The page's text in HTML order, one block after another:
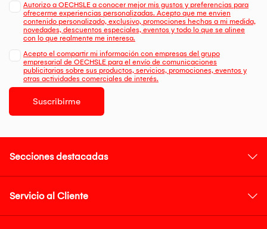
Autorizo a OECHSLE a conocer mejor mis gustos y preferencias para
ofrecerme experiencias personalizadas. Acepto que me envien
contenido personalizado, exclusivo, promociones hechas a mi medida,
novedades, descuentos especiales, eventos y todo lo que se alinee
con lo que realmente me interesa.
Acepto el compartir mi información con empresas del grupo
empresarial de OECHSLE para el envío de comunicaciones
publicitarias sobre sus productos, servicios, promociones, eventos y
otras actividades comerciales de interés.
Suscribirme
Secciones destacadas
Servicio al Cliente